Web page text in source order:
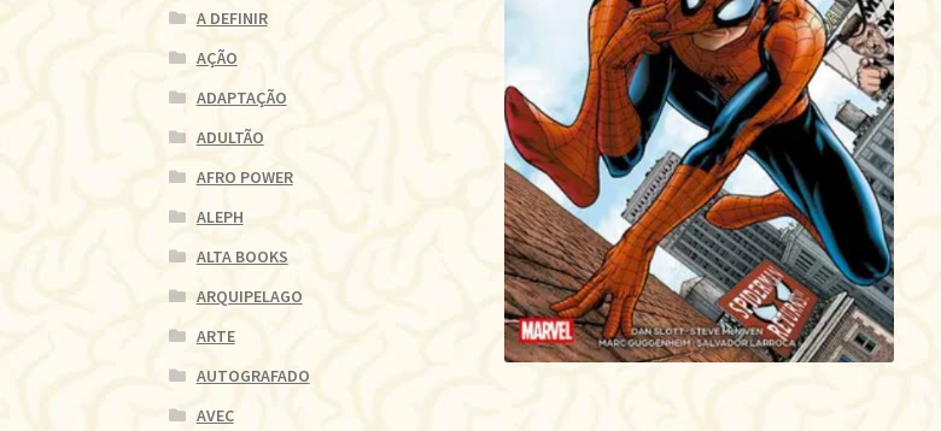
A DEFINIR
AÇÃO
ADAPTAÇÃO
ADULTÃO
AFRO POWER
ALEPH
ALTA BOOKS
ARQUIPELAGO
ARTE
AUTOGRAFADO
AVEC